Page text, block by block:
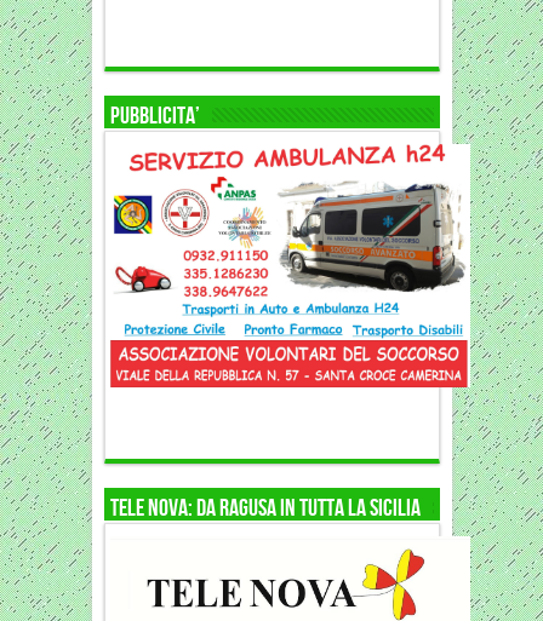
PUBBLICITA’
Tele Nova: da Ragusa in tutta la Sicilia